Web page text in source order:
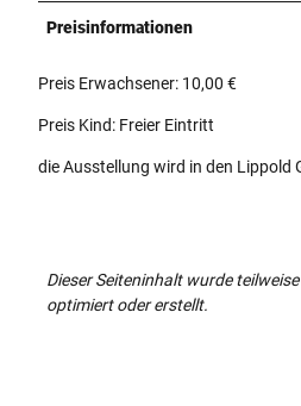
Preisinformationen
Preis Erwachsener: 10,00 €
Preis Kind: Freier Eintritt
die Ausstellung wird in den Lippold
Dieser Seiteninhalt wurde
optimiert oder erstellt.